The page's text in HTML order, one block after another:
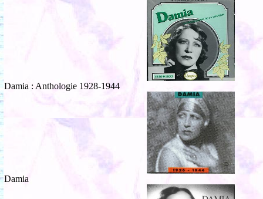
Damia : Anthologie 1928-1944
Damia